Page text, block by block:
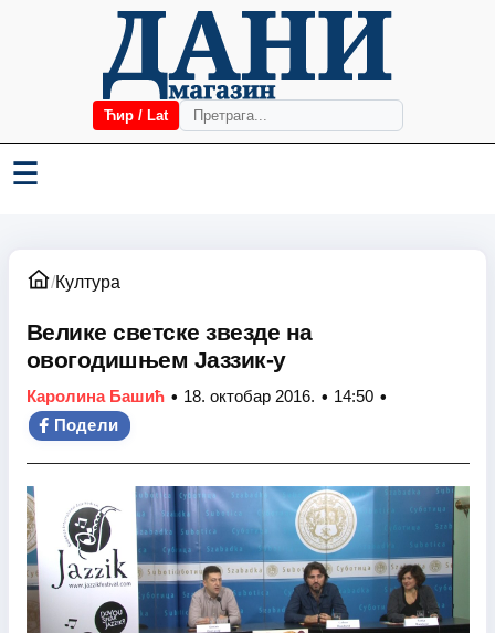
Ћир / Lat
☰
/Култура
Велике светске звезде на
овогодишњем Јаззик-у
Каролина Башић • 18. октобар 2016. • 14:50 •
Подели